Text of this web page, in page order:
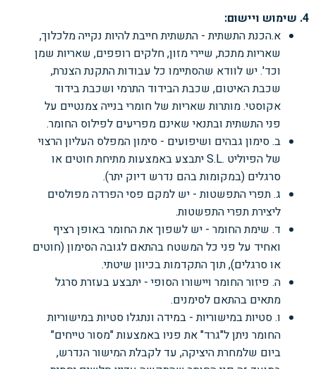
4. שימוש ויישום:
א.הכנת התשתית - התשתיתחייבת להיות נקייה מלכלוך,
שאריות מתכת, שיירי מזון, חלקים רופפים, שאריות שמן
וכד'.יש לוודא שהסתיימו כל עבודות התקנת הצנרת,
שכבת האיטום, שכבת הבידוד התרמי ושכבת בידוד
אקוסטי. מותרות שאריות של חומרי בנייה צמנטיים על
פני התשתית ובתנאי שאינם מפריעים לפילוס החומר.
ב. סימון גבהים ושיפועים - סימון המפלס העליון הרצוי
של הפיוליט .S.L יתבצע באמצעות מתיחת חוטים או
סרגלים (במקומות בהם נדרש דיוק יתר).
ג. תפרי התפשטות - יש למקם פסי הפרדה מפולסים
ליצירת תפרי התפשטות.
ד. שימת החומר - יש לשפוך את החומר באופן רציף
ואחיד על פני כלהמשטח בהתאם לגובה הסימון (חוטים
או סרגלים), תוך התקדמות בכיוון שיטתי.
ה. פיזור החומר ויישורו הסופי - יתבצע בעזרת סרגל
מתאים בהתאם לסימנים.
ו. סטיות במישוריות - במידה ונתגלו סטיות במישוריות
החומר ניתן ל"גרד" את פניו באמצעות "מסור טייחים"
ביום שלמחרת היציקה, עד לקבלת המישור הנדרש,